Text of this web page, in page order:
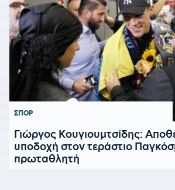
ΣΠΟΡ
Γιώργος Κουγιουμτσίδης:
υποδοχή στον τεράστιο
πρωταθλητή